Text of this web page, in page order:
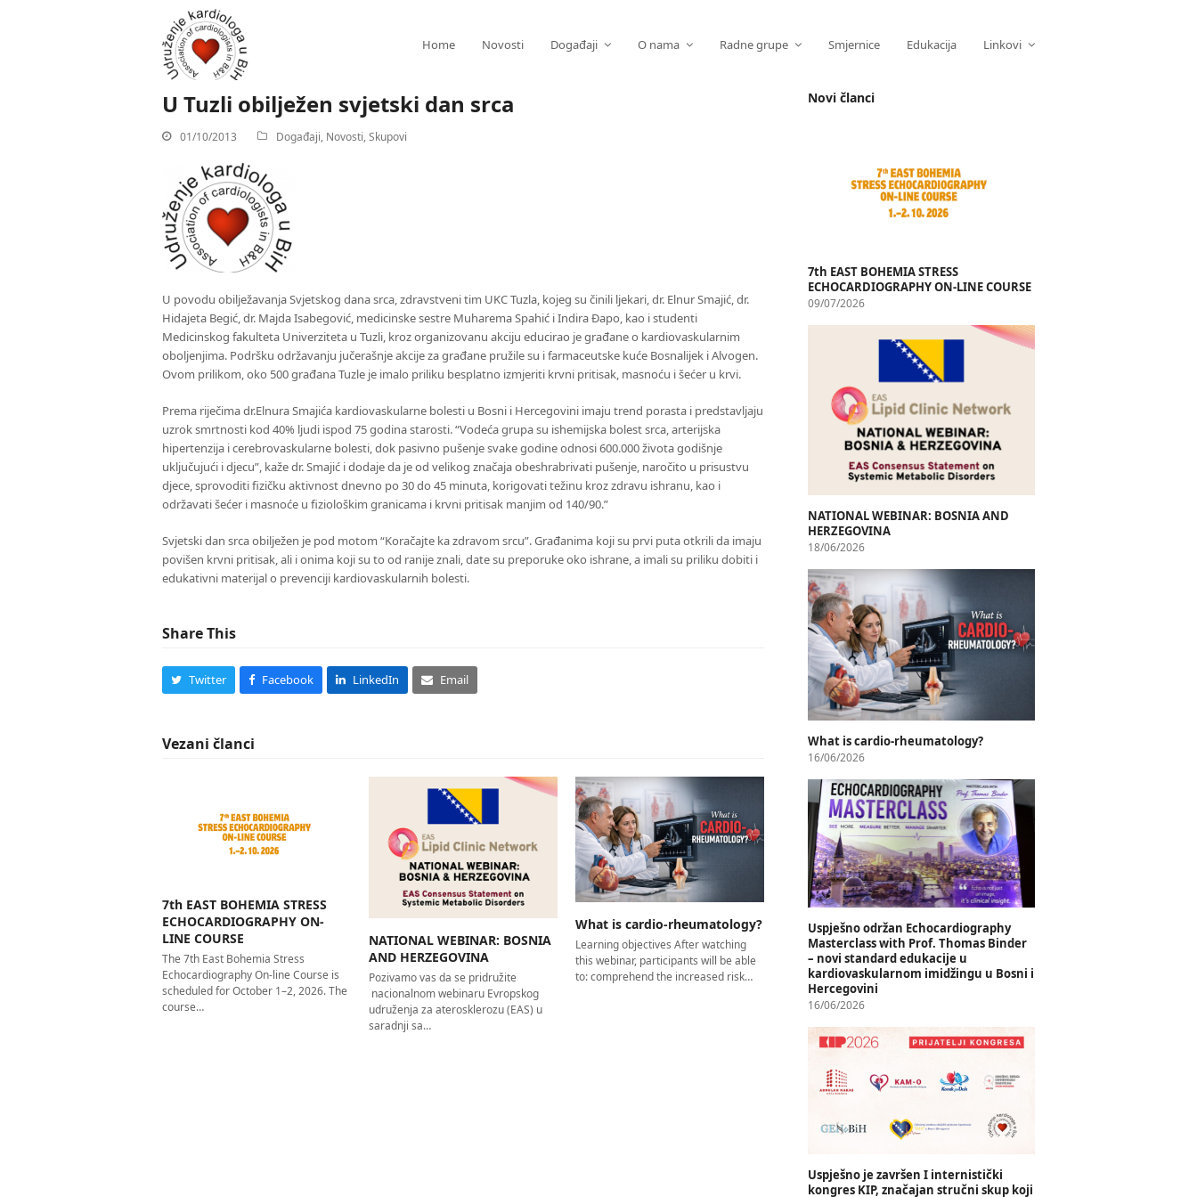
Home Novosti Događaji O nama Radne grupe Smjernice Edukacija Linkovi
U Tuzli obilježen svjetski dan srca
01/10/2013 Događaji, Novosti,Skupovi
U povodu obilježavanja Svjetskog dana srca, zdravstveni tim UKC Tuzla, kojeg su činili ljekari, dr. Elnur Smajić, dr.
Hidajeta Begić, dr. Majda Isabegović, medicinske sestre Muharema Spahić i Indira Đapo, kao i studenti
Medicinskog fakulteta Univerziteta u Tuzli, kroz organizovanu akciju educirao je građane o kardiovaskularnim
oboljenjima. Podršku održavanju jučerašnje akcije za građane pružile su i farmaceutske kuće Bosnalijek i Alvogen.
Ovom prilikom, oko 500 građana Tuzle je imalo priliku besplatno izmjeriti krvni pritisak, masnoću i šećer u krvi.
Prema riječima dr.Elnura Smajića kardiovaskularne bolesti u Bosni i Hercegovini imaju trend porasta i predstavljaju
uzrok smrtnosti kod 40% ljudi ispod 75 godina starosti. “Vodeća grupa su ishemijska bolest srca, arterijska
hipertenzija i cerebrovaskularne bolesti, dok pasivno pušenje svake godine odnosi 600.000 života godišnje
uključujući i djecu”, kaže dr. Smajić i dodaje da je od velikog značaja obeshrabrivati pušenje, naročito u prisustvu
djece, sprovoditi fizičku aktivnost dnevno po 30 do 45 minuta, korigovati težinu kroz zdravu ishranu, kao i
održavati šećer i masnoće u fiziološkim granicama i krvni pritisak manjim od 140/90.”
Svjetski dan srca obilježen je pod motom “Koračajte ka zdravom srcu”. Građanima koji su prvi puta otkrili da imaju
povišen krvni pritisak, ali i onima koji su to od ranije znali, date su preporuke oko ishrane, a imali su priliku dobiti i
edukativni materijal o prevenciji kardiovaskularnih bolesti.
Share This
Twitter Facebook LinkedIn Email
Vezani članci
7th EAST BOHEMIA STRESS
ECHOCARDIOGRAPHY ON-
LINE COURSE
The 7th East Bohemia Stress
Echocardiography On-line Course is
scheduled for October 1–2, 2026. The
course…
NATIONAL WEBINAR: BOSNIA
AND HERZEGOVINA
Pozivamo vas da se pridružite
nacionalnom webinaru Evropskog
udruženja za aterosklerozu (EAS) u
saradnji sa…
What is cardio-rheumatology?
Learning objectives After watching
this webinar, participants will be able
to: comprehend the increased risk…
Novi članci
7th EAST BOHEMIA STRESS
ECHOCARDIOGRAPHY ON-LINE COURSE
09/07/2026
NATIONAL WEBINAR: BOSNIA AND
HERZEGOVINA
18/06/2026
What is cardio-rheumatology?
16/06/2026
Uspješno održan Echocardiography
Masterclass with Prof. Thomas Binder
– novi standard edukacije u
kardiovaskularnom imidžingu u Bosni i
Hercegovini
16/06/2026
Uspješno je završen I internistički
kongres KIP, značajan stručni skup koji